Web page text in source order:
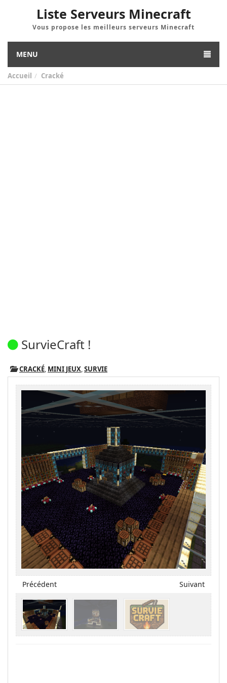
Liste Serveurs Minecraft
Vous propose les meilleurs serveurs Minecraft
MENU
Accueil Cracké
SurvieCraft !
CRACKÉ, MINI JEUX,SURVIE
Précédent Suivant